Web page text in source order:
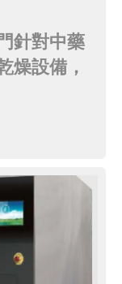
針對中藥
燥設備，
低，可在
目前中藥
為更新換